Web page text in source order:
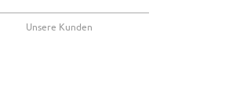
Unsere Kunden